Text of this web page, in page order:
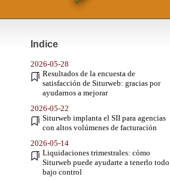
Indice
2026-05-28
Resultados de la encuesta de
satisfacción de Siturweb: gracias por
ayudarnos a mejorar
2026-05-22
Siturweb implanta el SII para agencias
con altos volúmenes de facturación
2026-05-14
Liquidaciones trimestrales: cómo
Siturweb puede ayudarte a tenerlo todo
bajo control